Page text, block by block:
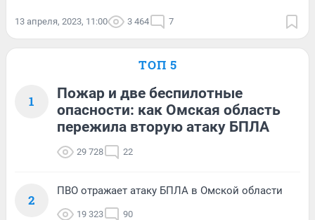
13 апреля, 2023, 11:00 3 464 7
ТОП 5
1
Пожар и две беспилотные
опасности: как Омская область
пережила вторую атаку БПЛА
29 728 22
2
ПВО отражает атаку БПЛА в Омской области
19 323 90